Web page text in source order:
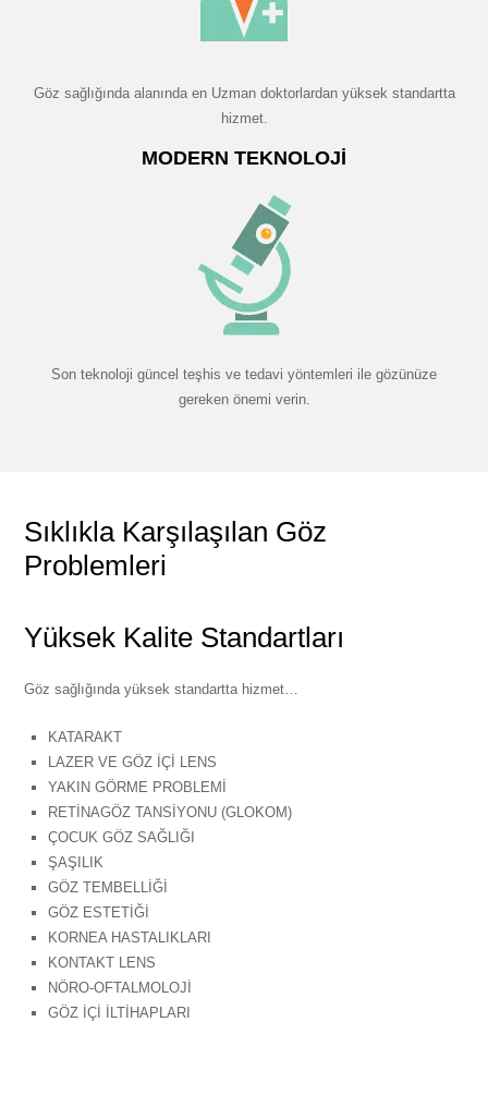
Göz sağlığında alanında en Uzman doktorlardan yüksek standartta
hizmet.
MODERN TEKNOLOJI
Son teknoloji güncel teşhis ve tedavi yöntemleri ile gözünüze
gereken önemi verin.
Sıklıkla Karşılaşılan Göz
Problemleri
Yüksek Kalite Standartları
Göz sağlığında yüksek standartta hizmet…
KATARAKT
LAZER VE GÖZ İÇİ LENS
YAKIN GÖRME PROBLEMİ
RETİNAGÖZ TANSİYONU (GLOKOM)
ÇOCUK GÖZ SAĞLIĞI
ŞAŞILIK
GÖZ TEMBELLİĞİ
GÖZ ESTETİĞİ
KORNEA HASTALIKLARI
KONTAKT LENS
NÖRO-OFTALMOLOJİ
GÖZ İÇİ İLTİHAPLARI